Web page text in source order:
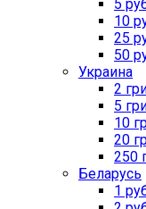
5
10
25
50
Украина
2
5
10
20
250
Беларусь
1